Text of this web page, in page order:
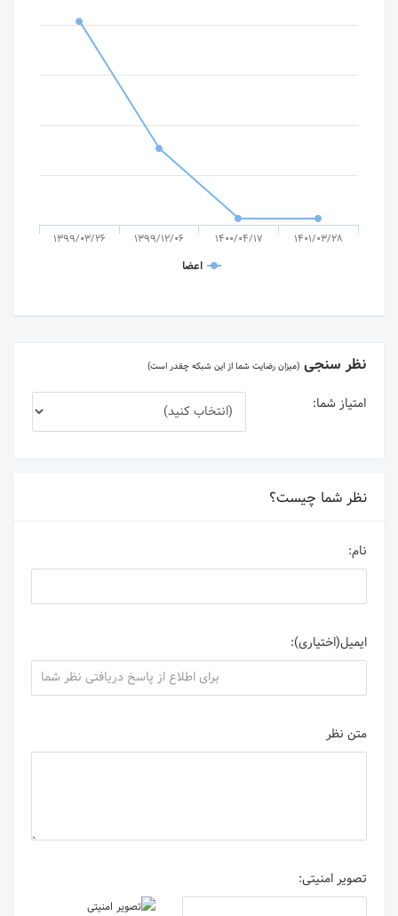
اعضا
1399/03/26 1399/12/06 1400/04/17 1401/03/28
نظر سنجی (میزان رضایت شما از این شبکه چقدر است)
امتیاز شما:
نظر شما چیست؟
نام:
ایمیل(اختیاری):
متن نظر
تصویر امنیتی: